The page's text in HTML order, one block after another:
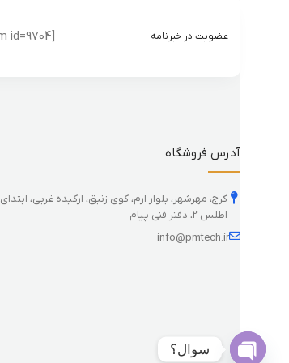
عضویت در خبرنامه [mc4wp_form id=9704]
آدرس فروشگاه
کرج، مهرشهر، بلوار ارم، کوی زنبق، ارکیده غربی، ابتدای
اطلس 2، دفتر فنی پیام
info@pmtech.ir
سوال؟